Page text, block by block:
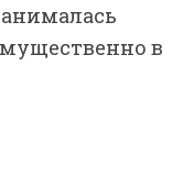
в